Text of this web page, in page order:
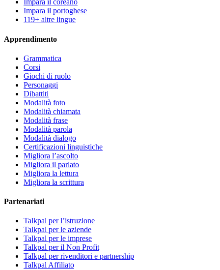
Impara il coreano
Impara il portoghese
119+ altre lingue
Apprendimento
Grammatica
Corsi
Giochi di ruolo
Personaggi
Dibattiti
Modalità foto
Modalità chiamata
Modalità frase
Modalità parola
Modalità dialogo
Certificazioni linguistiche
Migliora l’ascolto
Migliora il parlato
Migliora la lettura
Migliora la scrittura
Partenariati
Talkpal per l’istruzione
Talkpal per le aziende
Talkpal per le imprese
Talkpal per il Non Profit
Talkpal per rivenditori e partnership
Talkpal Affiliato